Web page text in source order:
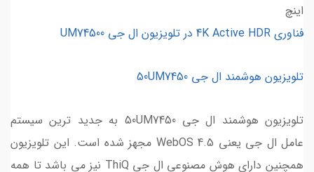
فناوری 4K Active HDR در تلویزیون ال جی UM74500
تلویزیون هوشمند ال جی 50UM7450
تلویزیون هوشمند ال جی 50UM7450 به جدید ترین سیستم
عامل ال جی یعنی WebOS 4.5 مجهز شده است. این تلویزیون
همچنین دارای هوش مصنوعی ال جی ThiQ نیز می باشد تا همه